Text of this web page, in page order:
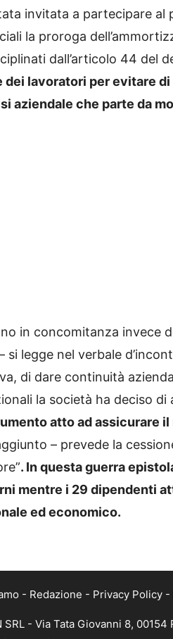
invitata a partecipare al
la proroga
dall’articolo 44 del
dei lavoratori per evitare
aziendale che parte da
in concomitanza invece
legge nel verbale
di dare continuità
la società ha deciso di
atto ad assicurare
– prevede la
. In questa guerra
mentre i 29 dipendenti
ed economico.
- Redazione - Privacy Policy -
- Via Tata Giovanni 8,